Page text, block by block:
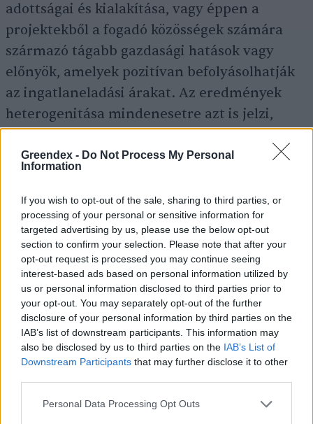
Greendex - Do Not Process My Personal
Information
If you wish to opt-out of the sale, sharing to third parties, or
processing of your personal or sensitive information for
targeted advertising by us, please use the below opt-out
section to confirm your selection. Please note that after your
opt-out request is processed you may continue seeing
interest-based ads based on personal information utilized by
us or personal information disclosed to third parties prior to
your opt-out. You may separately opt-out of the further
disclosure of your personal information by third parties on the
IAB’s list of downstream participants. This information may
also be disclosed by us to third parties on the IAB’s List of
Downstream Participants that may further disclose it to other
Personal Data Processing Opt Outs
adottságai és kialakítása, vagy éppen a
projektekből a fogadó közösségek számára
származó tágabb gazdasági hatások vagy
előnyök, amelyek pozitívan befolyásolhatják
az ingatlaneladási árakat. Az eredmények
heterogenitása mindenesetre azt is jelzi,
hogy amegújulóenergia-fejlesztési
gyakorlatok hely- és projektspecifikus
szakpolitikának.
Fosszilis erőmű
Fotó: Canva